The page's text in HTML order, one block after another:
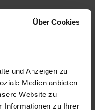
Über Cookies
und Anzeigen zu
Medien anbieten
Website zu
Informationen zu Ihrer
können, benötigen
Reihe von
beispielsweise die